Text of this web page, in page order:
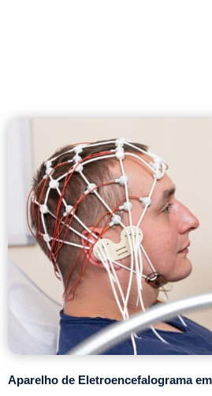
Aparelho de Eletroencefalograma